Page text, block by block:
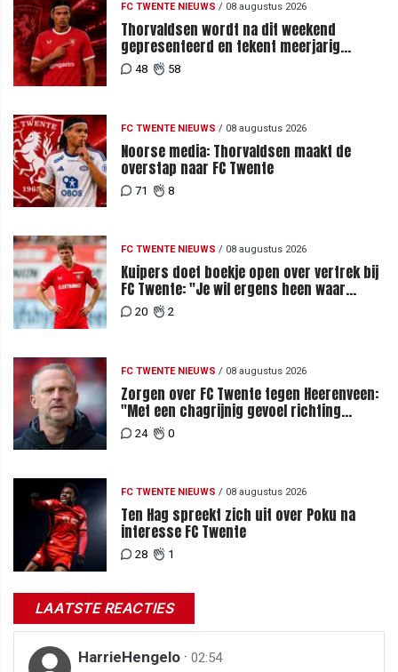
FC TWENTE NIEUWS / 08 augustus 2026
Thorvaldsen wordt na dit weekend
gepresenteerd en tekent meerjarig
contract bij FC Twente
48 58
FC TWENTE NIEUWS / 08 augustus 2026
Noorse media: Thorvaldsen maakt de
overstap naar FC Twente
71 8
FC TWENTE NIEUWS / 08 augustus 2026
Kuipers doet boekje open over vertrek bij
FC Twente: "Je wil ergens heen waar
mensen je waarderen"
20 2
FC TWENTE NIEUWS / 08 augustus 2026
Zorgen over FC Twente tegen Heerenveen:
"Met een chagrijnig gevoel richting
Slowakije"
24 0
FC TWENTE NIEUWS / 08 augustus 2026
Ten Hag spreekt zich uit over Poku na
interesse FC Twente
28 1
LAATSTE REACTIES
HarrieHengelo · 02:54